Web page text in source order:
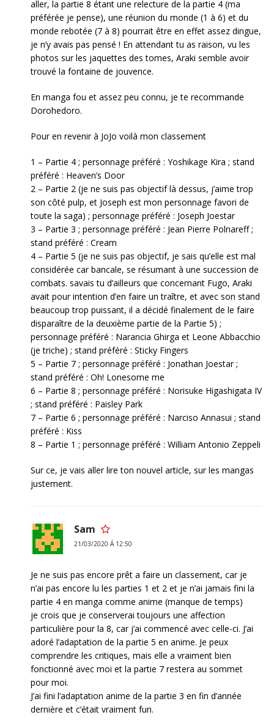
aller, la partie 8 étant une relecture de la partie 4 (ma
préférée je pense), une réunion du monde (1 à 6) et du
monde rebotée (7 à 8) pourrait être en effet assez dingue,
je n’y avais pas pensé ! En attendant tu as raison, vu les
photos sur les jaquettes des tomes, Araki semble avoir
trouvé la fontaine de jouvence.
En manga fou et assez peu connu, je te recommande
Dorohedoro.
Pour en revenir à JoJo voilà mon classement
1 – Partie 4 ; personnage préféré : Yoshikage Kira ; stand
préféré : Heaven’s Door
2 – Partie 2 (je ne suis pas objectif là dessus, j’aime trop
son côté pulp, et Joseph est mon personnage favori de
toute la saga) ; personnage préféré : Joseph Joestar
3 – Partie 3 ; personnage préféré : Jean Pierre Polnareff ;
stand préféré : Cream
4 – Partie 5 (je ne suis pas objectif, je sais qu’elle est mal
considérée car bancale, se résumant à une succession de
combats. savais tu d’ailleurs que concernant Fugo, Araki
avait pour intention d’en faire un traître, et avec son stand
beaucoup trop puissant, il a décidé finalement de le faire
disparaître de la deuxième partie de la Partie 5) ;
personnage préféré : Narancia Ghirga et Leone Abbacchio
(je triche) ; stand préféré : Sticky Fingers
5 – Partie 7 ; personnage préféré : Jonathan Joestar ;
stand préféré : Oh! Lonesome me
6 – Partie 8 ; personnage préféré : Norisuke Higashigata IV
; stand préféré : Paisley Park
7 – Partie 6 ; personnage préféré : Narciso Annasui ; stand
préféré : Kiss
8 – Partie 1 ; personnage préféré : William Antonio Zeppeli
Sur ce, je vais aller lire ton nouvel article, sur les mangas
justement.
Sam
21/03/2020 Á 12:50
Je ne suis pas encore prêt a faire un classement, car je
n’ai pas encore lu les parties 1 et 2 et je n’ai jamais fini la
partie 4 en manga comme anime (manque de temps)
je crois que je conserverai toujours une affection
particulière pour la 8, car j’ai commencé avec celle-ci. J’ai
adoré l’adaptation de la partie 5 en anime. Je peux
comprendre les critiques, mais elle a vraiment bien
fonctionné avec moi et la partie 7 restera au sommet
pour moi.
J’ai fini l’adaptation anime de la partie 3 en fin d’année
dernière et c’était vraiment fun.